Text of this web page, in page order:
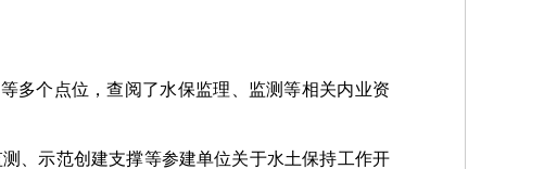
多个点位，查阅了水保监理、监测等相关内业资
、示范创建支撑等参建单位关于水土保持工作开